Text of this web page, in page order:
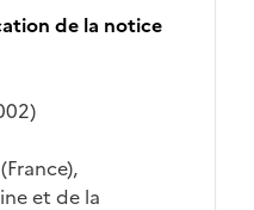
de la notice
et de la